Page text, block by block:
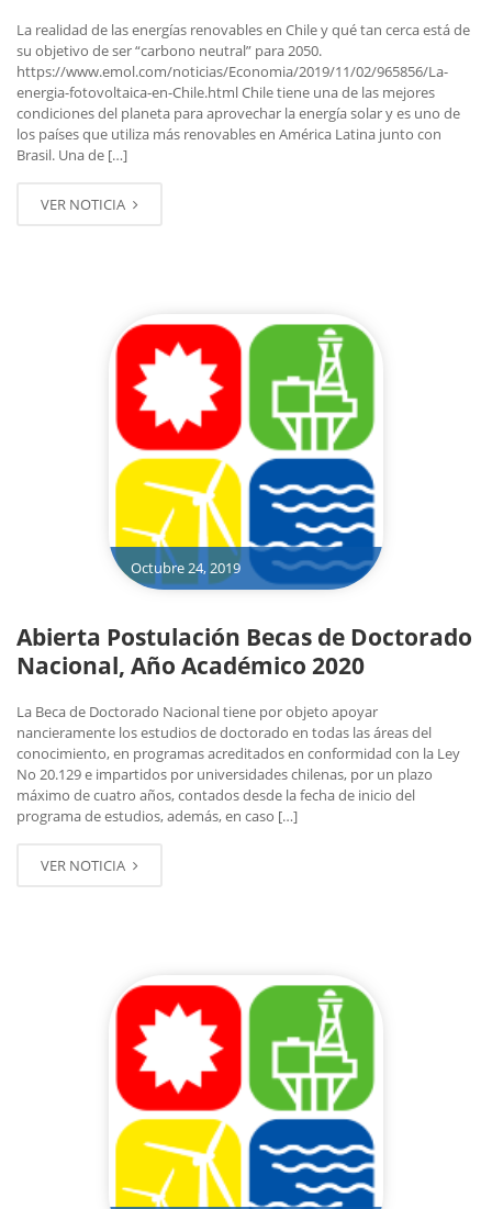
La realidad de las energías renovables en Chile y qué tan cerca está de
su objetivo de ser “carbono neutral” para 2050.
https://www.emol.com/noticias/Economia/2019/11/02/965856/La-
energia-fotovoltaica-en-Chile.html Chile tiene una de las mejores
condiciones del planeta para aprovechar la energía solar y es uno de
los países que utiliza más renovables en América Latina junto con
Brasil. Una de […]
VER NOTICIA
Octubre 24, 2019
Abierta Postulación Becas de Doctorado
Nacional, Año Académico 2020
La Beca de Doctorado Nacional tiene por objeto apoyar
nancieramente los estudios de doctorado en todas las áreas del
conocimiento, en programas acreditados en conformidad con la Ley
No 20.129 e impartidos por universidades chilenas, por un plazo
máximo de cuatro años, contados desde la fecha de inicio del
programa de estudios, además, en caso […]
VER NOTICIA